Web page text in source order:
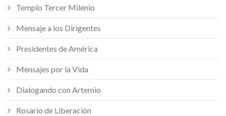
Templo Tercer Milenio
Mensaje a los Dirigentes
Presidentes de América
Mensajes por la Vida
Dialogando con Artemio
Rosario de Liberación